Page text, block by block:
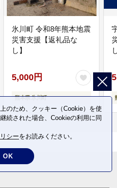
氷川町 令和8年熊本地震
災害支援【返礼品な
し】
5,000円
熊本県 氷川町
のため、クッキー（Cookie）を使
続された場合、Cookieの利用に同
シーをお読みください。
OK